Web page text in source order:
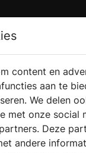
content en
aan te
We delen
met onze social
Deze
andere